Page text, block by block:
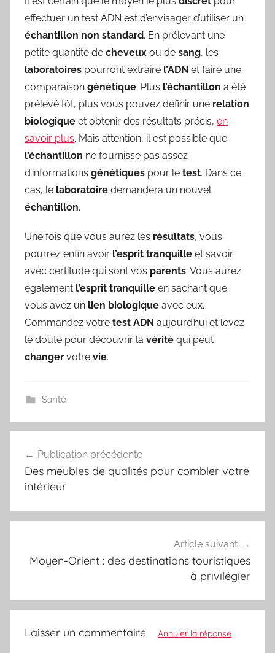
effectuer un test ADN est d’envisager d’utiliser un
échantillon non standard. En prélevant une
petite quantité de cheveux ou de sang, les
laboratoires pourront extraire l’ADN et faire une
comparaison génétique. Plus l’échantillon a été
prélevé tôt, plus vous pouvez définir une relation
biologique et obtenir des résultats précis, en
savoir plus. Mais attention, il est possible que
l’échantillon ne fournisse pas assez
d’informations génétiques pour le test. Dans ce
cas, le laboratoire demandera un nouvel
échantillon.
Une fois que vous aurez les résultats, vous
pourrez enfin avoir l’esprit tranquille et savoir
avec certitude qui sont vos parents. Vous aurez
également l’esprit tranquille en sachant que
vous avez un lien biologique avec eux.
Commandez votre test ADN aujourd’hui et levez
le doute pour découvrir la vérité qui peut
changer votre vie.
Santé
de
l’article
Publication précédente
Des meubles de qualités pour combler votre
intérieur
Article suivant
Moyen-Orient : des destinations touristiques
à privilégier
Laisser un commentaire Annuler la réponse